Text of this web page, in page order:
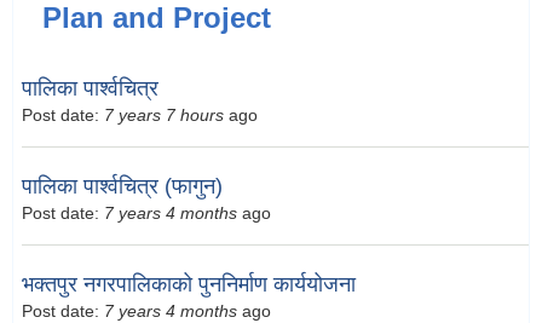
Plan and Project
पालिका पार्श्वचित्र
Post date: 7 years 7 hours ago
पालिका पार्श्वचित्र (फागुन)
Post date: 7 years 4 months ago
भक्तपुर नगरपालिकाको पुननिर्माण कार्ययोजना
Post date: 7 years 4 months ago